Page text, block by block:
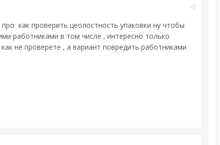
как проверить цеолостность упаковки ну чтобы
работниками в том числе , интересно только
не проверете , а вариант повредить работниками